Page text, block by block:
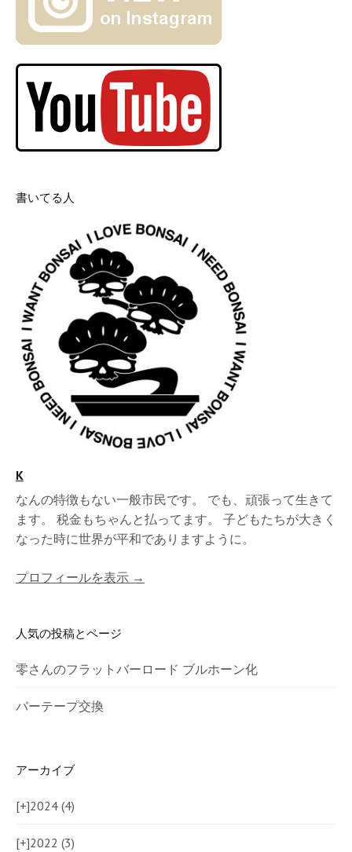
書いてる人
K
なんの特徴もない一般市民です。 でも、頑張って生きて
ます。 税金もちゃんと払ってます。 子どもたちが大きく
なった時に世界が平和でありますように。
プロフィールを表示 →
人気の投稿とページ
零さんのフラットバーロード ブルホーン化
バーテープ交換
アーカイブ
[+]2024 (4)
[+]2022 (3)